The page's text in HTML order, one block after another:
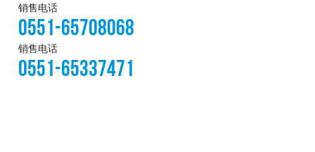
销售电话
0551-65708068
销售电话
0551-65337471